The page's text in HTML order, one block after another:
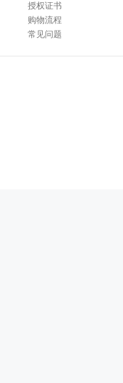
授权证书
购物流程
常见问题